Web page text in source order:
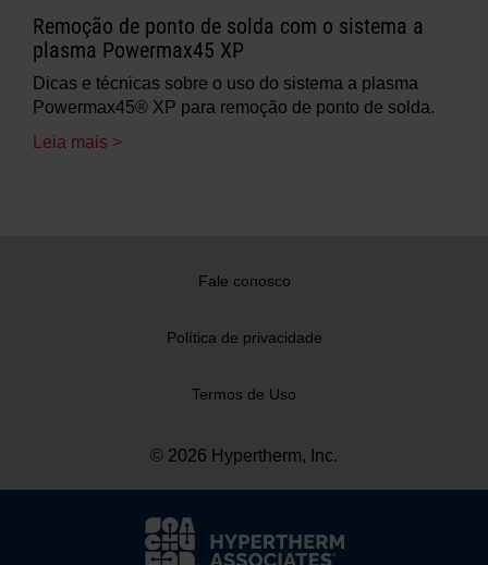
Remoção de ponto de solda com o sistema a
plasma Powermax45 XP
Dicas e técnicas sobre o uso do sistema a plasma
Powermax45® XP para remoção de ponto de solda.
Leia mais >
Fale conosco
Política de privacidade
Termos de Uso
© 2026 Hypertherm, Inc.